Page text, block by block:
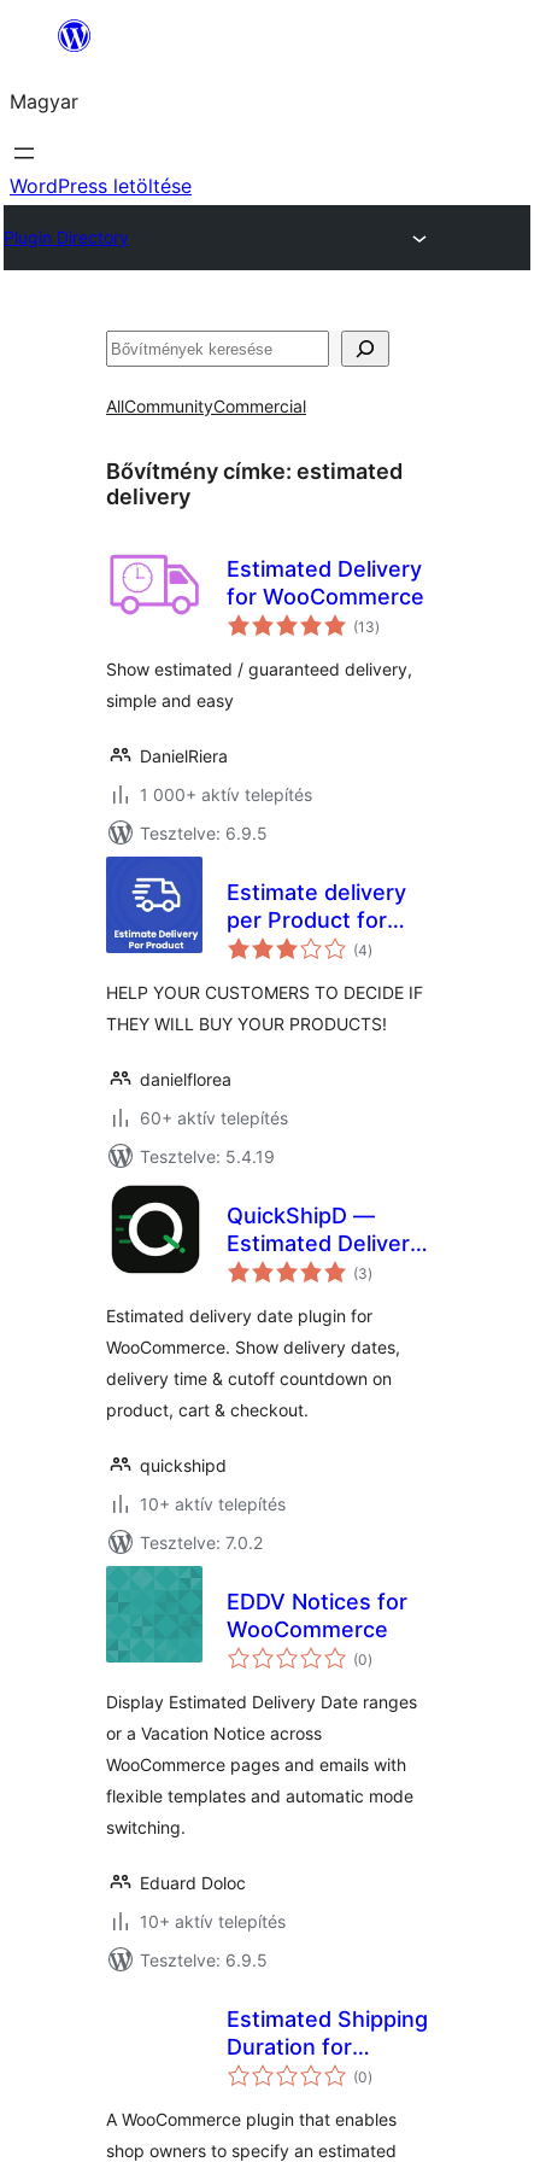
Ugrás
tartalomhoz
Magyar
WordPress letöltése
Plugin Directory
Keresés
AllCommunityCommercial
Bővítmény címke: estimated
delivery
Estimated Delivery
for WooCommerce
(13értékelés
összesen
)
Show estimated / guaranteed delivery,
simple and easy
DanielRiera
1 000+ aktív telepítés
Tesztelve: 6.9.5
Estimate delivery
per Product for
Woocommerce
(4értékelés
összesen
)
HELP YOUR CUSTOMERS TO DECIDE IF
THEY WILL BUY YOUR PRODUCTS!
danielflorea
60+ aktív telepítés
Tesztelve: 5.4.19
QuickShipD —
Estimated Delivery
Date for
(3értékelés
összesen
)
Estimated delivery date plugin for
WooCommerce. Show delivery dates,
delivery time & cutoff countdown on
product, cart & checkout.
quickshipd
10+ aktív telepítés
Tesztelve: 7.0.2
EDDV Notices for
WooCommerce
(0értékelés
összesen
)
Display Estimated Delivery Date ranges
or a Vacation Notice across
WooCommerce pages and emails with
flexible templates and automatic mode
switching.
Eduard Doloc
10+ aktív telepítés
Tesztelve: 6.9.5
Estimated Shipping
Duration for
WooCommerce
(0értékelés
összesen
)
A WooCommerce plugin that enables
shop owners to specify an estimated